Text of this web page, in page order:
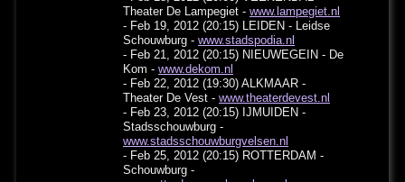
Theater De Lampegiet -www.lampegiet.nl
- Feb 19, 2012 (20:15) LEIDEN - Leidse
Schouwburg -www.stadspodia.nl
- Feb 21, 2012 (20:15) NIEUWEGEIN - De
Kom -www.dekom.nl
- Feb 22, 2012 (19:30) ALKMAAR -
Theater De Vest -www.theaterdevest.nl
- Feb 23, 2012 (20:15) IJMUIDEN -
Stadsschouwburg -
www.stadsschouwburgvelsen.nl
- Feb 25, 2012 (20:15) ROTTERDAM -
Schouwburg -